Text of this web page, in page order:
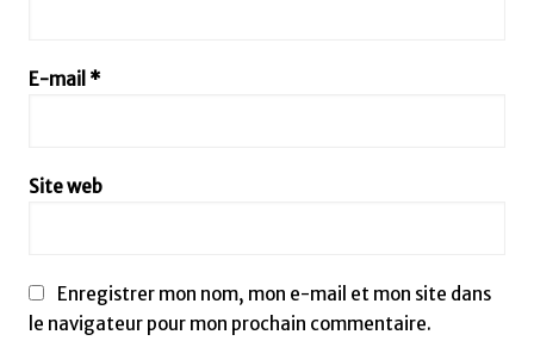
E-mail *
Site web
Enregistrer mon nom, mon e-mail et mon site dans
le navigateur pour mon prochain commentaire.